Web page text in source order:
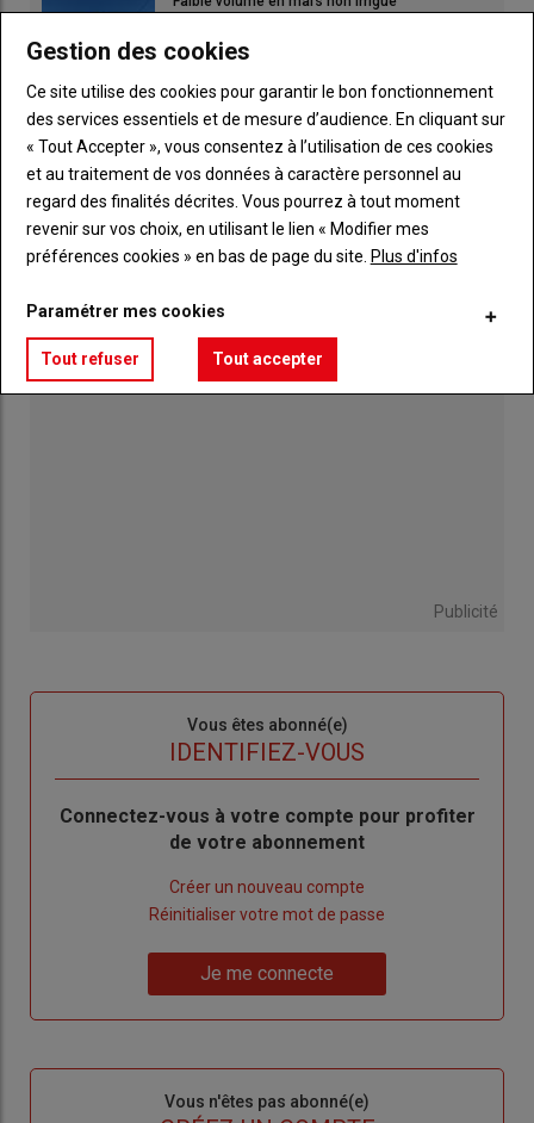
Sillé-le-Guillaume,
capitale du turf ce samedi
06 août 2026
"J'aime les activités
casse-cou"
30 juillet 2026
Publicité
Vous êtes abonné(e)
IDENTIFIEZ-VOUS
Body
Connectez-vous à votre compte pour profiter
de votre abonnement
Créer un nouveau compte
de
Réinitialiser votre mot de passe
me
Je me connecte
Vous n'êtes pas abonné(e)
Gestion des cookies
Ce site utilise des cookies pour garantir le bon fonctionnement
des services essentiels et de mesure d’audience. En cliquant sur
« Tout Accepter », vous consentez à l’utilisation de ces cookies
et au traitement de vos données à caractère personnel au
regard des finalités décrites. Vous pourrez à tout moment
revenir sur vos choix, en utilisant le lien « Modifier mes
préférences cookies » en bas de page du site. Plus d'infos
Paramétrer mes cookies
Tout refuser Tout accepter